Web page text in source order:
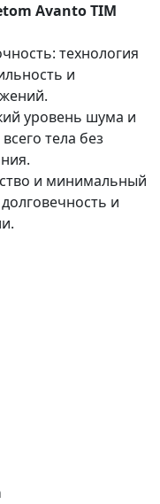
Avanto TIM
технология
и
уровень шума и
тела без
и минимальный
и